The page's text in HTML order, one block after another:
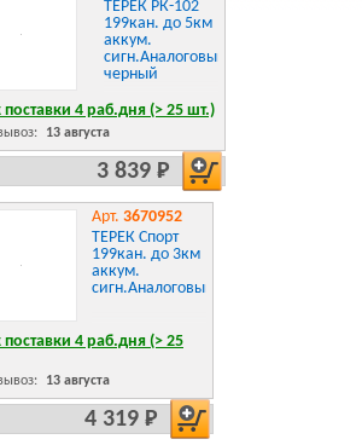
ТЕРЕК РК-102
199кан. до 5км
аккум.
сигн.Аналоговый
черный
поставки 4 раб.дня (> 25 шт.)
13 августа
3 839 Р
Арт. 3670952
ТЕРЕК Спорт
199кан. до 3км
аккум.
сигн.Аналоговый
4 раб.дня (> 25
13 августа
4 319 Р